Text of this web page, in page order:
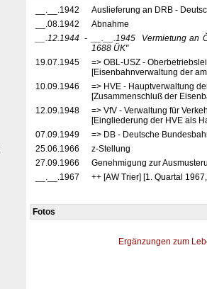
__.__.1942
Auslieferung an DRB -
__.08.1942
Abnahme
__.12.1944 - __.__.1945
Vermietung an
1688 ÜK"
19.07.1945
=> OBL-USZ -
[Eisenbahnverwaltung der
10.09.1946
=> HVE - Hauptverwaltung
[Zusammenschluß der
12.09.1948
=> VfV - Verwaltung für
[Eingliederung der HVE als
07.09.1949
=> DB - Deutsche
25.06.1966
z-Stellung
27.09.1966
Genehmigung zur
__.__.1967
++ [AW Trier] [1. Quartal
Fotos
Ergänzungen zum